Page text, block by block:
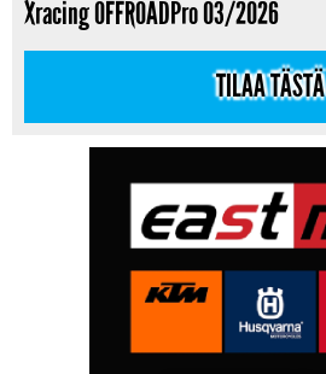
Xracing OFFROADPro 03/2026
TILAA TÄSTÄ